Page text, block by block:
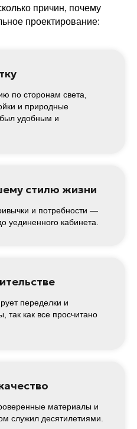
причин, почему
проектирование:
по сторонам света,
и природные
удобным и
стилю жизни
и потребности —
уединенного кабинета.
переделки и
так как все просчитано
материалы и
служил десятилетиями.